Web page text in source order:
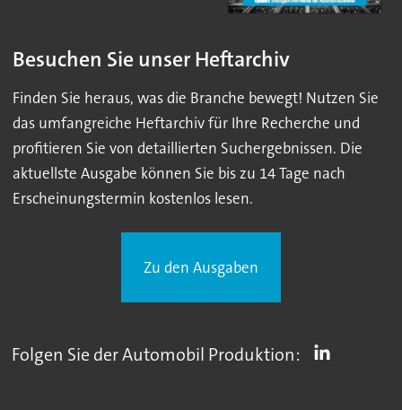
Besuchen Sie unser Heftarchiv
Finden Sie heraus, was die Branche bewegt! Nutzen Sie
das umfangreiche Heftarchiv für Ihre Recherche und
profitieren Sie von detaillierten Suchergebnissen. Die
aktuellste Ausgabe können Sie bis zu 14 Tage nach
Erscheinungstermin kostenlos lesen.
Zu den Ausgaben
Folgen Sie der Automobil Produktion: